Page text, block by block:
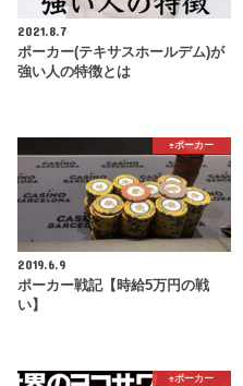
2021.8.7
ポーカー(テキサスホールデム)が
強い人の特徴とは
♠️ポーカー
2019.6.9
ポーカー戦記【時給5万円の戦
い】
♠️ポーカー